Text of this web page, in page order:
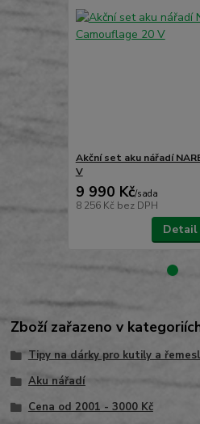
Akční set aku nářadí
V
9 990 Kč/sada
8 256 Kč bez DPH
Detail
Zboží zařazeno v
Tipy na dárky pro kutily a
Aku nářadí
Cena od 2001 - 3000 Kč